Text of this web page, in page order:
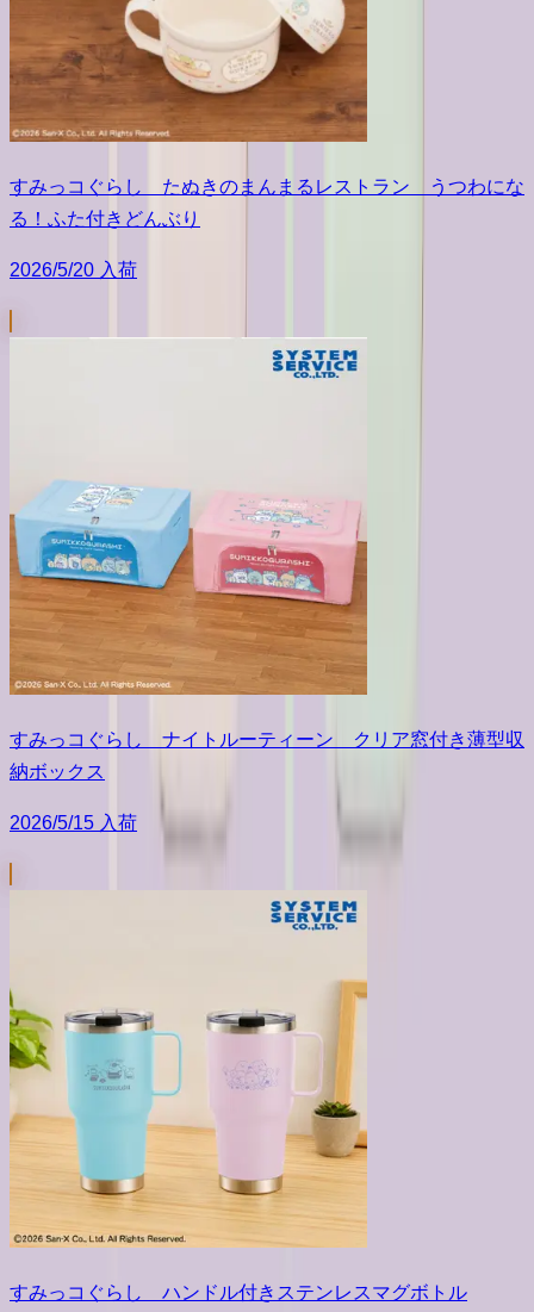
すみっコぐらし たぬきのまんまるレストラン うつわにな
る！ふた付きどんぶり
2026/5/20 入荷
すみっコぐらし ナイトルーティーン クリア窓付き薄型収
納ボックス
2026/5/15 入荷
すみっコぐらし ハンドル付きステンレスマグボトル